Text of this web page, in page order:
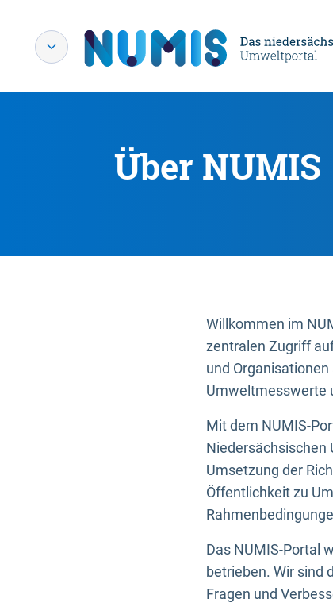
Über NUMIS
Willkommen im
zentralen Zugriff
und
Umweltmesswerte
Mit dem NUMIS-
Niedersächsischen
Umsetzung der
Öffentlichkeit zu
Das NUMIS-Portal
betrieben. Wir sind
Fragen und